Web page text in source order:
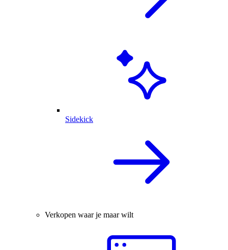
Sidekick
Verkopen waar je maar wilt